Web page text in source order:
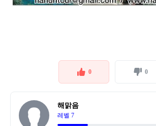
0 0
해맑음
레벨 7